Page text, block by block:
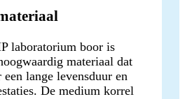
laboratorium boor is
materiaal dat
een lange levensduur en
De medium korrel